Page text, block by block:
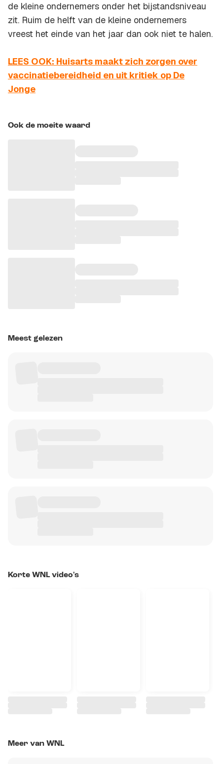
de kleine ondernemers onder het bijstandsniveau
zit. Ruim de helft van de kleine ondernemers
vreest het einde van het jaar dan ook niet te halen.
LEES OOK: Huisarts maakt zich zorgen over
vaccinatiebereidheid en uit kritiek op De
Jonge
Ook de moeite waard
Meest gelezen
Korte WNL video's
Meer van WNL